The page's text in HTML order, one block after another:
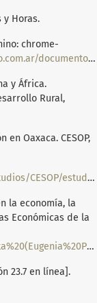
y Horas.
chrome-
empoderamiento.pdf
y África.
Rural,
Oaxaca. CESOP,
https://congresooaxaca.gob.mx/docs65.congresooaxaca.gob.mx/centros_estudios/CESOP/estudiosCESOP/MUJERES_EN_EL_SECTOR_AGROPECUARIO.pdf
la economía, la
Económicas de la
23.7 en línea].